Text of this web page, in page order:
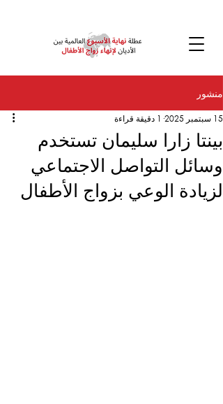
منشور
بينتا زارا سليمان تستخدم
وسائل التواصل الاجتماعي
لزيادة الوعي بزواج الأطفال
15 سبتمبر 2025 1 دقيقة قراءة